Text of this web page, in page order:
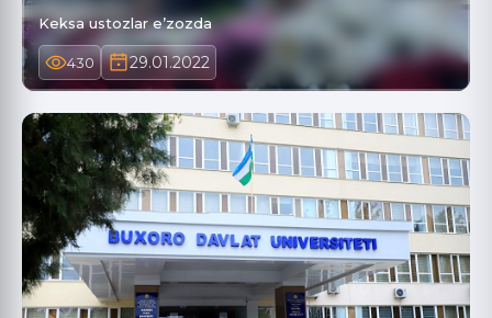
Keksa ustozlar e’zozda
430 29.01.2022